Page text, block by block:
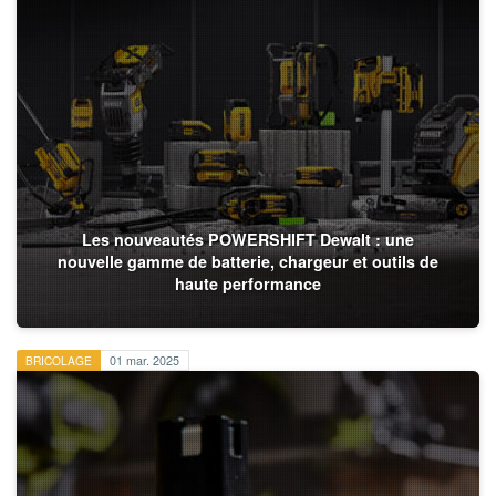
Les nouveautés POWERSHIFT Dewalt : une
nouvelle gamme de batterie, chargeur et outils de
haute performance
BRICOLAGE 01 mar. 2025